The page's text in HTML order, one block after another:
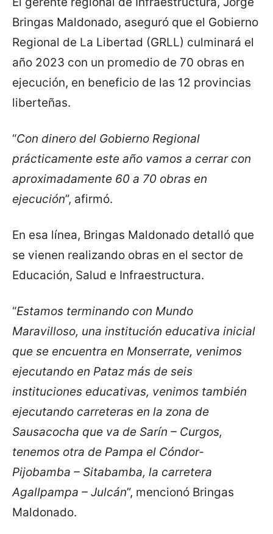
Bringas Maldonado, aseguró que el Gobierno
Regional de La Libertad (GRLL) culminará el
año 2023 con un promedio de 70 obras en
ejecución, en beneficio de las 12 provincias
liberteñas.
“Con dinero del Gobierno Regional
prácticamente este año vamos a cerrar con
aproximadamente 60 a 70 obras en
ejecución”, afirmó.
En esa línea, Bringas Maldonado detalló que
se vienen realizando obras en el sector de
Educación, Salud e Infraestructura.
“Estamos terminando con Mundo
Maravilloso, una institución educativa inicial
que se encuentra en Monserrate, venimos
ejecutando en Pataz más de seis
instituciones educativas, venimos también
ejecutando carreteras en la zona de
Sausacocha que va de Sarín – Curgos,
tenemos otra de Pampa el Cóndor-
Pijobamba – Sitabamba, la carretera
Agallpampa – Julcán”, mencionó Bringas
Maldonado.